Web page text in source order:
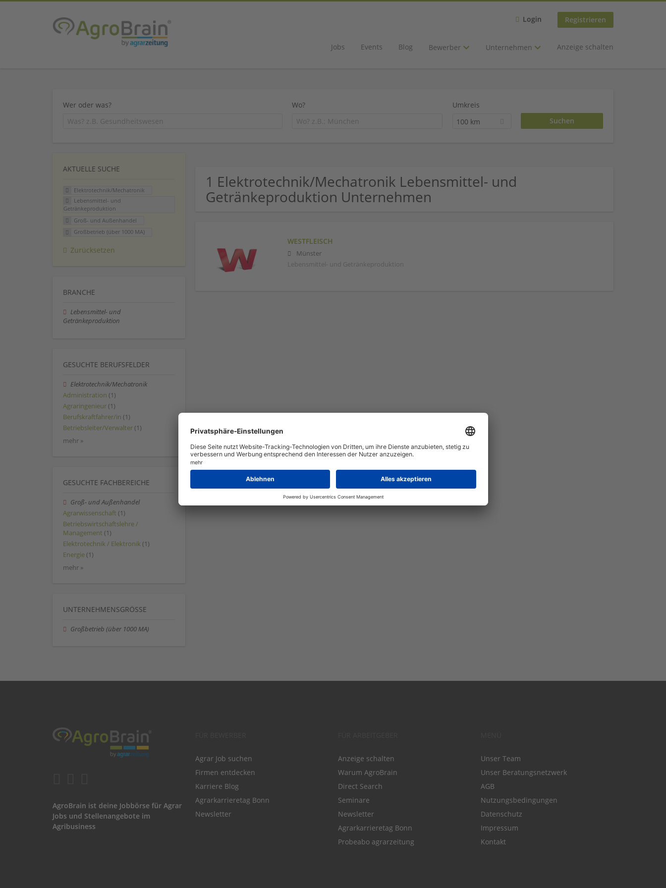
Login Registrieren
Jobs Events Blog Bewerber Unternehmen Anzeige schalten
Wer oder was? Wo?
Umkreis
100 km
1 Elektrotechnik/Mechatronik Lebensmittel- und
Getränkeproduktion Unternehmen
WESTFLEISCH
Münster
Lebensmittel- und Getränkeproduktion
AKTUELLE SUCHE
Elektrotechnik/Mechatronik
Lebensmittel- und
Getränkeproduktion
Groß- und Außenhandel
Großbetrieb (über 1000 MA)
Zurücksetzen
BRANCHE
Lebensmittel- und
Getränkeproduktion
GESUCHTE BERUFSFELDER
Elektrotechnik/Mechatronik
Administration (1)
Agraringenieur (1)
Berufskraftfahrer/in (1)
Betriebsleiter/Verwalter (1)
mehr »
GESUCHTE FACHBEREICHE
Groß- und Außenhandel
Agrarwissenschaft (1)
Betriebswirtschaftslehre /
Management (1)
Elektrotechnik / Elektronik (1)
Energie (1)
mehr »
UNTERNEHMENSGRÖSSE
Großbetrieb (über 1000 MA)
AgroBrain ist deine Jobbörse für Agrar
Jobs und Stellenangebote im
Agribusiness
Agrar Job suchen
Firmen entdecken
Karriere Blog
Agrarkarrieretag Bonn
Newsletter
Anzeige schalten
Warum AgroBrain
Direct Search
Seminare
Newsletter
Agrarkarrieretag Bonn
Probeabo agrarzeitung
Unser Team
Unser Beratungsnetzwerk
AGB
Nutzungsbedingungen
Datenschutz
Impressum
Kontakt